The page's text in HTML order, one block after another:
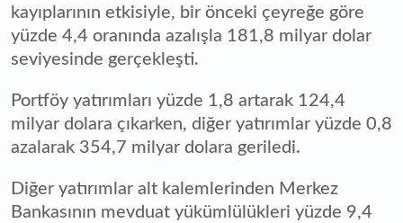
kayıplarının etkisiyle, bir önceki çeyreğe göre
yüzde 4,4 oranında azalışla 181,8 milyar dolar
seviyesinde gerçekleşti.
Portföy yatırımları yüzde 1,8 artarak 124,4
milyar dolara çıkarken, diğer yatırımlar yüzde 0,8
azalarak 354,7 milyar dolara geriledi.
Diğer yatırımlar alt kalemlerinden Merkez
Bankasının mevduat yükümlülükleri yüzde 9,4